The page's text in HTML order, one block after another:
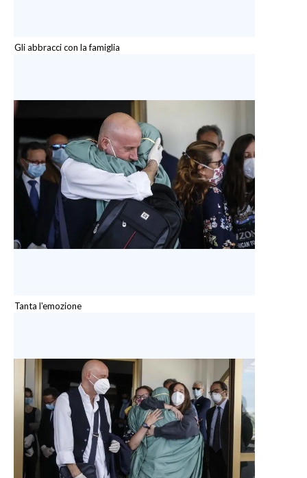
Gli abbracci con la famiglia
Tanta l'emozione